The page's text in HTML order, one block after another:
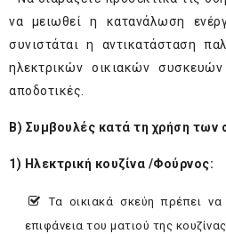
να μειωθεί η κατανάλωση
συνιστάται η αντικατάσταση
ηλεκτρικών οικιακών
αποδοτικές.
Β) Συμβουλές κατά τη χρήση των
1) Ηλεκτρική κουζίνα /Φούρνος:
Τα οικιακά σκεύη πρέπει
επιφάνεια του ματιού της